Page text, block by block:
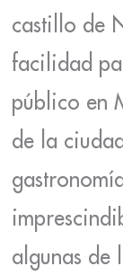
castillo de
facilidad
público en
de la
algunas de